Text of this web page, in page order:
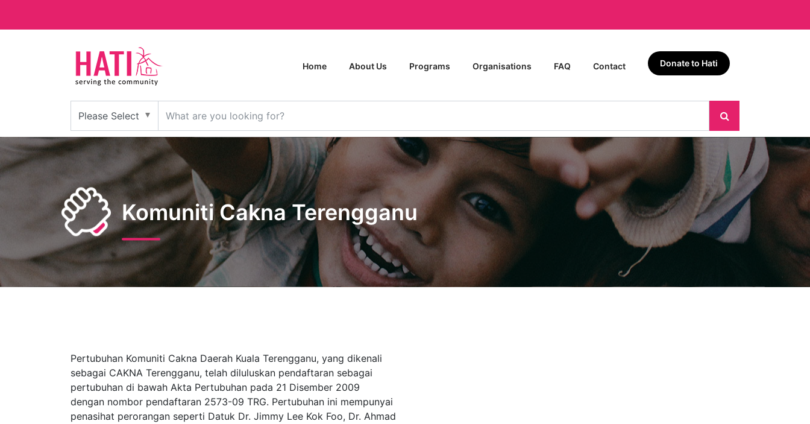
Home About Us Programs Organisations FAQ Contact Donate to Hati
Komuniti Cakna Terengganu
Pertubuhan Komuniti Cakna Daerah Kuala Terengganu, yang dikenali
sebagai CAKNA Terengganu, telah diluluskan pendaftaran sebagai
pertubuhan di bawah Akta Pertubuhan pada 21 Disember 2009
dengan nombor pendaftaran 2573-09 TRG. Pertubuhan ini mempunyai
penasihat perorangan seperti Datuk Dr. Jimmy Lee Kok Foo, Dr. Ahmad